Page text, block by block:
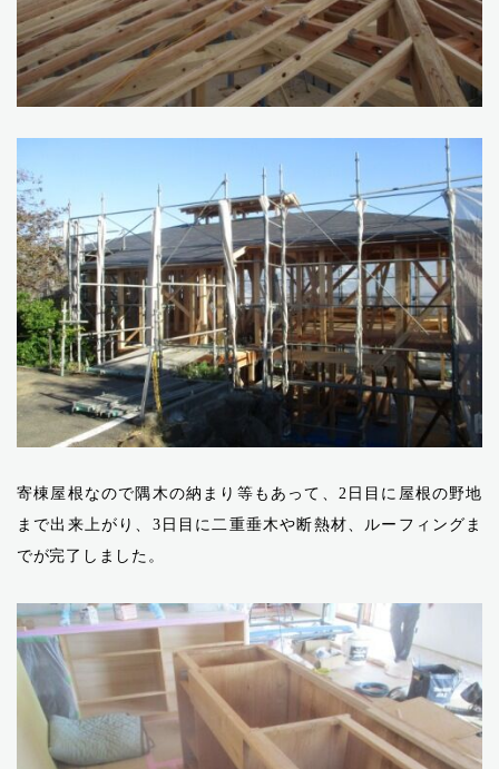
寄棟屋根なので隅木の納まり等もあって、2日目に屋根の野地
まで出来上がり、3日目に二重垂木や断熱材、ルーフィングま
でが完了しました。